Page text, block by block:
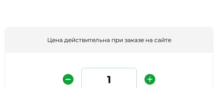
Цена действительна при заказе на сайте